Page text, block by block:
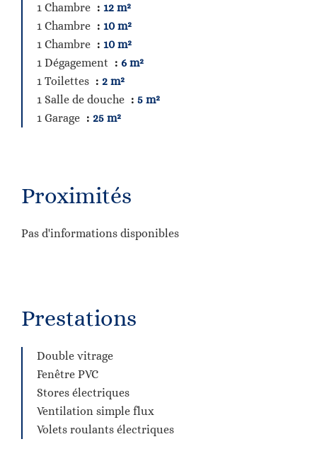
1 Chambre
12 m²
1 Chambre
10 m²
1 Chambre
10 m²
1 Dégagement
6 m²
1 Toilettes
2 m²
1 Salle de douche
5 m²
1 Garage
25 m²
Proximités
Pas d'informations disponibles
Prestations
Double vitrage
Fenêtre PVC
Stores électriques
Ventilation simple flux
Volets roulants électriques